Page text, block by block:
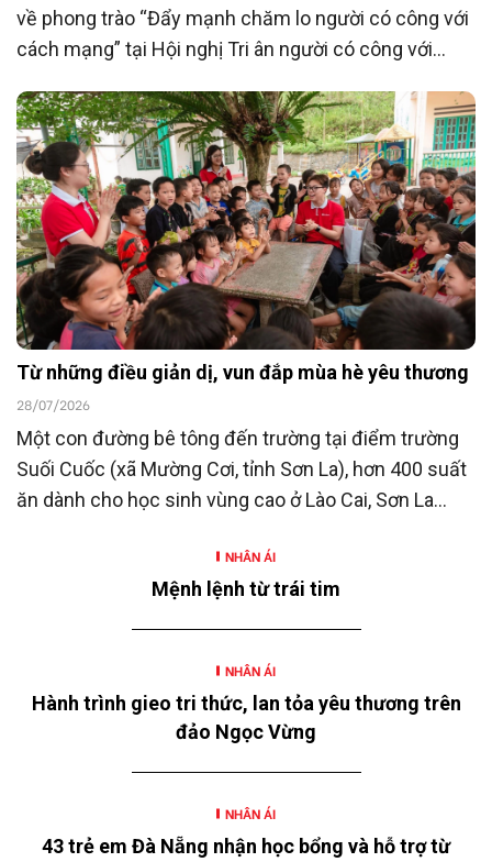
về phong trào “Đẩy mạnh chăm lo người có công với
cách mạng” tại Hội nghị Tri ân người có công với
23/7/2026, Ngân hàng TMCP Đông Nam Á
(SeABank) đã ủng hộ 15 tỷ đồng góp phần chăm lo
người có công với cách mạng hướng tới kỷ niệm 80
năm Ngày Thương binh - Liệt sĩ (27/7/1947 -
27/7/2027).
Từ những điều giản dị, vun đắp mùa hè yêu thương
28/07/2026
Một con đường bê tông đến trường tại điểm trường
Suối Cuốc (xã Mường Cơi, tỉnh Sơn La), hơn 400 suất
ăn dành cho học sinh vùng cao ở Lào Cai, Sơn La
động nằm trong chương trình “SeABankers Vì trẻ
thơ” năm 2026 với chủ đề “Mùa hè yêu thương” của
NHÂN ÁI
Mệnh lệnh từ trái tim
NHÂN ÁI
Hành trình gieo tri thức, lan tỏa yêu thương trên
đảo Ngọc Vừng
NHÂN ÁI
43 trẻ em Đà Nẵng nhận học bổng và hỗ trợ từ